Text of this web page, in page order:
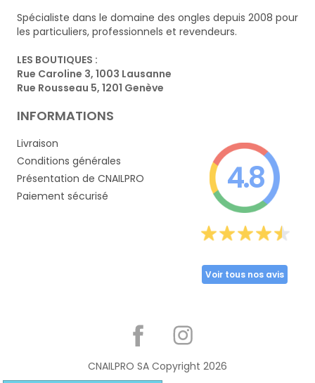
Spécialiste dans le domaine des ongles depuis 2008 pour
les particuliers, professionnels et revendeurs.
LES BOUTIQUES :
Rue Caroline 3, 1003 Lausanne
Rue Rousseau 5, 1201 Genève
INFORMATIONS
Livraison
Conditions générales
Présentation de CNAILPRO
Paiement sécurisé
4.8
Voir tous nos avis
CNAILPRO SA Copyright 2026